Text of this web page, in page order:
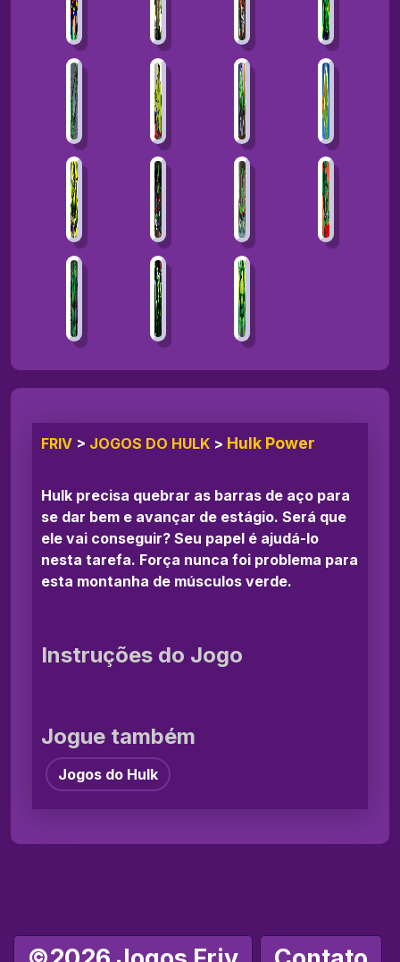
FRIV > JOGOS DO HULK > Hulk Power
Hulk precisa quebrar as barras de aço para
se dar bem e avançar de estágio. Será que
ele vai conseguir? Seu papel é ajudá-lo
nesta tarefa. Força nunca foi problema para
esta montanha de músculos verde.
Instruções do Jogo
Jogue também
Jogos do Hulk